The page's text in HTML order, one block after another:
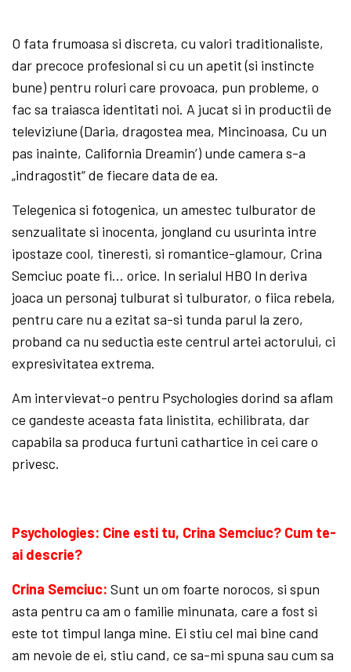
O fata frumoasa si discreta, cu valori traditionaliste,
dar precoce profesional si cu un apetit (si instincte
bune) pentru roluri care provoaca, pun probleme, o
fac sa traiasca identitati noi. A jucat si in productii de
televiziune (Daria, dragostea mea, Mincinoasa, Cu un
pas inainte, California Dreamin’) unde camera s-a
„indragostit“ de fiecare data de ea.
Telegenica si fotogenica, un amestec tulburator de
senzualitate si inocenta, jongland cu usurinta intre
ipostaze cool, tineresti, si romantice-glamour, Crina
Semciuc poate fi… orice. In serialul HBO In deriva
joaca un personaj tulburat si tulburator, o fiica rebela,
pentru care nu a ezitat sa-si tunda parul la zero,
proband ca nu seductia este centrul artei actorului, ci
expresivitatea extrema.
Am intervievat-o pentru Psychologies dorind sa aflam
ce gandeste aceasta fata linistita, echilibrata, dar
capabila sa produca furtuni cathartice in cei care o
privesc.
Psychologies: Cine esti tu, Crina Semciuc? Cum te-
ai descrie?
Crina Semciuc: Sunt un om foarte norocos, si spun
asta pentru ca am o familie minunata, care a fost si
este tot timpul langa mine. Ei stiu cel mai bine cand
am nevoie de ei, stiu cand, ce sa-mi spuna sau cum sa